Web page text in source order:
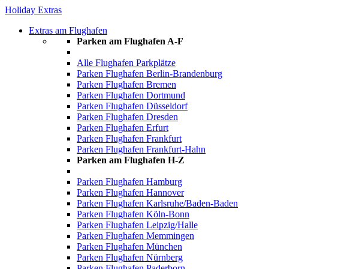
Holiday Extras
Extras am Flughafen
Parken am Flughafen A-F
Alle Flughafen Parkplätze
Parken Flughafen Berlin-Brandenburg
Parken Flughafen Bremen
Parken Flughafen Dortmund
Parken Flughafen Düsseldorf
Parken Flughafen Dresden
Parken Flughafen Erfurt
Parken Flughafen Frankfurt
Parken Flughafen Frankfurt-Hahn
Parken am Flughafen H-Z
Parken Flughafen Hamburg
Parken Flughafen Hannover
Parken Flughafen Karlsruhe/Baden-Baden
Parken Flughafen Köln-Bonn
Parken Flughafen Leipzig/Halle
Parken Flughafen Memmingen
Parken Flughafen München
Parken Flughafen Nürnberg